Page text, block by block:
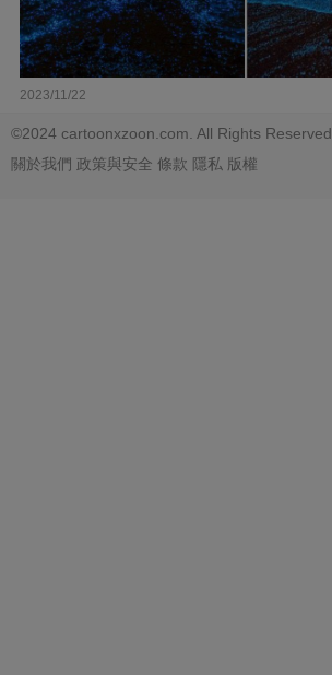
2023/11/22
©2024 cartoonxzoon.com. All Rights Reserved.
關於我們 政策與安全 條款 隱私 版權